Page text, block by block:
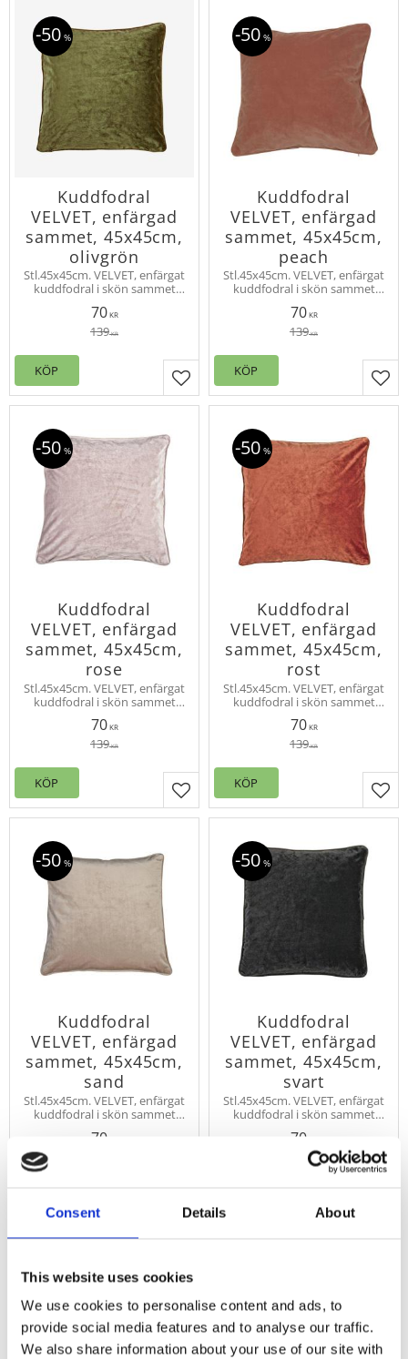
Consent Details About
This website uses cookies
We use cookies to personalise content and ads, to
provide social media features and to analyse our traffic.
We also share information about your use of our site with
Kuddfodral
VELVET, enfärgad
sammet, 45x45cm,
olivgrön
Stl.45x45cm. VELVET, enfärgat
kuddfodral i skön sammet
Innerkudde köps separat.
Velvet finns även som
70KR
139KR
50 %
Lägg till i favoriter
KÖP
Kuddfodral
VELVET, enfärgad
sammet, 45x45cm,
peach
Stl.45x45cm. VELVET, enfärgat
kuddfodral i skön sammet
Innerkudde köps separat.
Velvet finns även som
70KR
139KR
50 %
KÖP
Kuddfodral
VELVET, enfärgad
sammet, 45x45cm,
rose
Stl.45x45cm. VELVET, enfärgat
kuddfodral i skön sammet
med vacker lyster.
Innerkudde köps separat.
Velvet finns även som
70KR
139KR
50 %
Lägg till i favoriter
KÖP
Kuddfodral
VELVET, enfärgad
sammet, 45x45cm,
rost
Stl.45x45cm. VELVET, enfärgat
kuddfodral i skön sammet
med vacker lyster.
Innerkudde köps separat.
Velvet finns även som
70KR
139KR
50 %
KÖP
Kuddfodral
VELVET, enfärgad
sammet, 45x45cm,
sand
Stl.45x45cm. VELVET, enfärgat
kuddfodral i skön sammet
Innerkudde köps separat.
Velvet finns även som
70KR
50 %
Lägg till i favoriter
Kuddfodral
VELVET, enfärgad
sammet, 45x45cm,
svart
Stl.45x45cm. VELVET, enfärgat
kuddfodral i skön sammet
Innerkudde köps separat.
Velvet finns även som
gardinlängd.
70KR
139 KR
50 %
36 %